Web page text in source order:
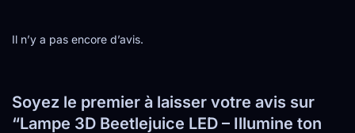
Il n’y a pas encore d’avis.
Soyez le premier à laisser votre avis sur
“Lampe 3D Beetlejuice LED – Illumine ton